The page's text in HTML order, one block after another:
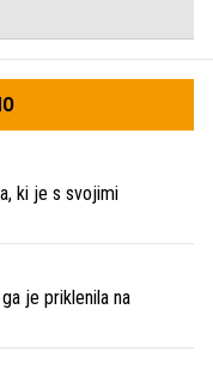
ki je s svojimi
je priklenila na